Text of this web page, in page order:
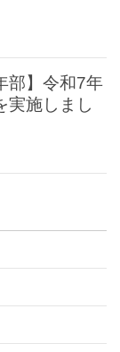
部】令和7年
実施しまし